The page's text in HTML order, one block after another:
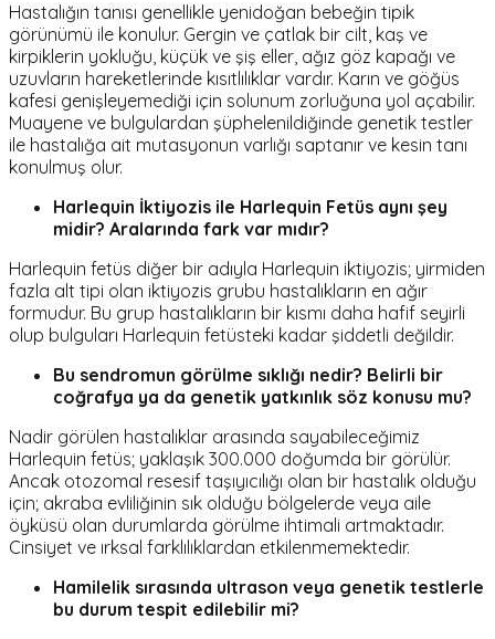
Hastalığın tanısı genellikle yenidoğan bebeğin tipik
görünümü ile konulur. Gergin ve çatlak bir cilt, kaş ve
kirpiklerin yokluğu, küçük ve şiş eller, ağız göz kapağı ve
uzuvların hareketlerinde kısıtlılıklar vardır. Karın ve göğüs
kafesi genişleyemediği için solunum zorluğuna yol açabilir.
Muayene ve bulgulardan şüphelenildiğinde genetik testler
ile hastalığa ait mutasyonun varlığı saptanır ve kesin tanı
konulmuş olur.
Harlequin İktiyozis ile Harlequin Fetüs aynı şey
midir? Aralarında fark var mıdır?
Harlequin fetüs diğer bir adıyla Harlequin iktiyozis; yirmiden
fazla alt tipi olan iktiyozis grubu hastalıkların en ağır
formudur. Bu grup hastalıkların bir kısmı daha hafif seyirli
olup bulguları Harlequin fetüsteki kadar şiddetli değildir.
Bu sendromun görülme sıklığı nedir? Belirli bir
coğrafya ya da genetik yatkınlık söz konusu mu?
Nadir görülen hastalıklar arasında sayabileceğimiz
Harlequin fetüs; yaklaşık 300.000 doğumda bir görülür.
Ancak otozomal resesif taşıyıcılığı olan bir hastalık olduğu
için; akraba evliliğinin sık olduğu bölgelerde veya aile
öyküsü olan durumlarda görülme ihtimali artmaktadır.
Cinsiyet ve ırksal farklılıklardan etkilenmemektedir.
Hamilelik sırasında ultrason veya genetik testlerle
bu durum tespit edilebilir mi?